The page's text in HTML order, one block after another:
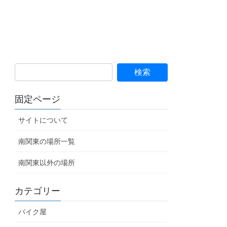
固定ページ
サイトについて
南関東の場所一覧
南関東以外の場所
カテゴリー
バイク屋